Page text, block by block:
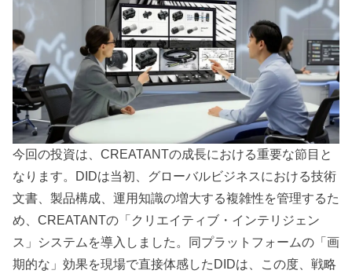
今回の投資は、CREATANTの成長における重要な節目と
なります。DIDは当初、グローバルビジネスにおける技術
文書、製品構成、運用知識の増大する複雑性を管理するた
め、CREATANTの「クリエイティブ・インテリジェン
ス」システムを導入しました。同プラットフォームの「画
期的な」効果を現場で直接体感したDIDは、この度、戦略